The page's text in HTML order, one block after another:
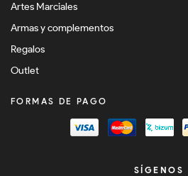
Artes Marciales
Armas y complementos
Regalos
Outlet
FORMAS DE PAGO
SÍGENOS